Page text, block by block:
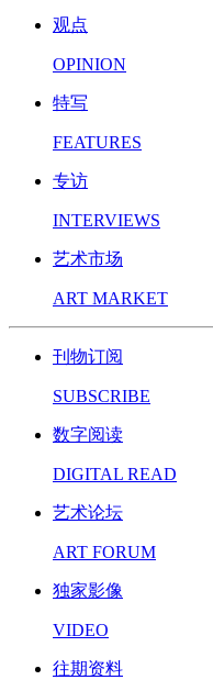
观点
OPINION
特写
FEATURES
专访
INTERVIEWS
艺术市场
ART MARKET
刊物订阅
SUBSCRIBE
数字阅读
DIGITAL READ
艺术论坛
ART FORUM
独家影像
VIDEO
往期资料